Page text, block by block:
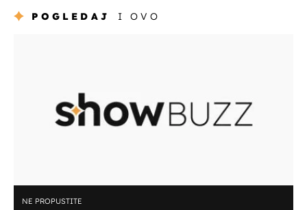
POGLEDAJ I OVO
NE PROPUSTITE